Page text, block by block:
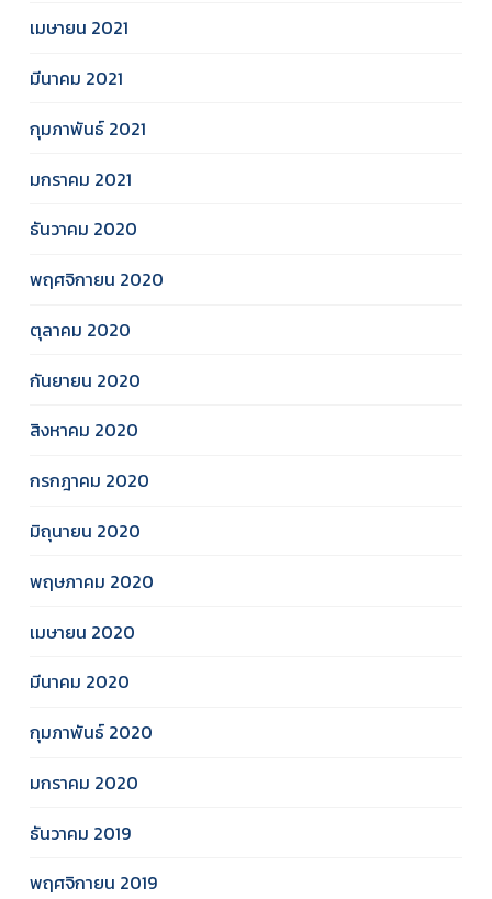
เมษายน 2021
มีนาคม 2021
กุมภาพันธ์ 2021
มกราคม 2021
ธันวาคม 2020
พฤศจิกายน 2020
ตุลาคม 2020
กันยายน 2020
สิงหาคม 2020
กรกฎาคม 2020
มิถุนายน 2020
พฤษภาคม 2020
เมษายน 2020
มีนาคม 2020
กุมภาพันธ์ 2020
มกราคม 2020
ธันวาคม 2019
พฤศจิกายน 2019